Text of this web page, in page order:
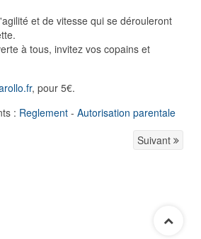
et de vitesse qui se dérouleront
à tous, invitez vos copains et
, pour 5€.
: Reglement - Autorisation parentale
Suivant